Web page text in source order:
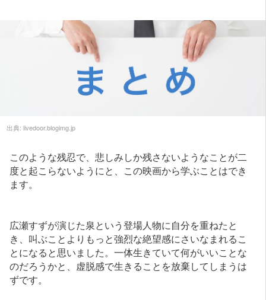
出典: livedoor.blogimg.jp
このような残忍で、悲しみしか残さないようなことが二
度と起こらないようにと、この映画から学ぶことはでき
ます。
広瀬すずが演じた泉という登場人物に自分を重ねたと
き、叫ぶことよりもっと強烈な絶望感にさいなまれるこ
とになると思いました。一体生きていて何がいいことな
のだろうかと、虚脱感で生きることを放棄してしまうは
ずです。